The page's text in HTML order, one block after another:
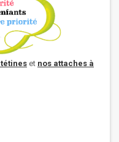
tétines et nos attaches à